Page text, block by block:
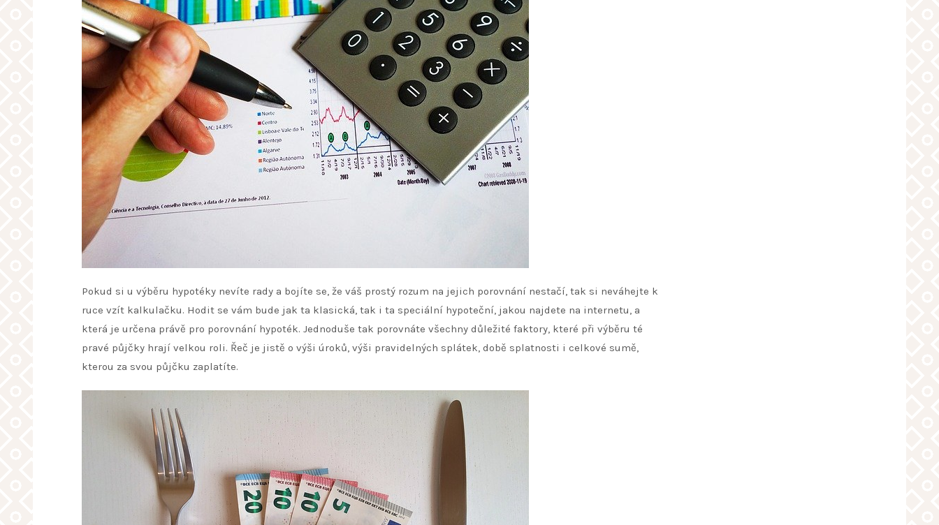
Pokud si u výběru hypotéky nevíte rady a bojíte se, že váš prostý rozum na jejich porovnání nestačí, tak si neváhejte k
ruce vzít kalkulačku. Hodit se vám bude jak ta klasická, tak i ta speciální hypoteční, jakou najdete na internetu, a
která je určena právě pro porovnání hypoték. Jednoduše tak porovnáte všechny důležité faktory, které při výběru té
pravé půjčky hrají velkou roli. Řeč je jistě o výši úroků, výši pravidelných splátek, době splatnosti i celkové sumě,
kterou za svou půjčku zaplatíte.